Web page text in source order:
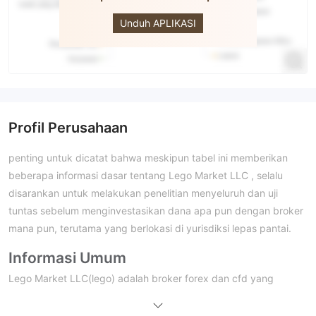
Unduh APLIKASI
Profil Perusahaan
penting untuk dicatat bahwa meskipun tabel ini memberikan
beberapa informasi dasar tentang Lego Market LLC , selalu
disarankan untuk melakukan penelitian menyeluruh dan uji
tuntas sebelum menginvestasikan dana apa pun dengan broker
mana pun, terutama yang berlokasi di yurisdiksi lepas pantai.
Informasi Umum
Lego Market LLC(lego) adalah broker forex dan cfd yang